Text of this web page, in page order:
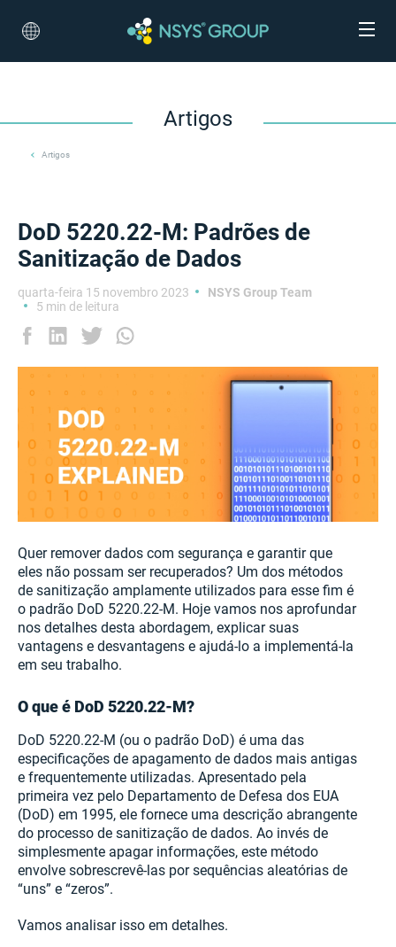
Artigos
Artigos
DoD 5220.22-M: Padrões de
Sanitização de Dados
quarta-feira 15 novembro 2023
NSYS Group Team
5 min de leitura
Quer remover dados com segurança e garantir que
eles não possam ser recuperados? Um dos métodos
de sanitização amplamente utilizados para esse fim é
o padrão DoD 5220.22-M. Hoje vamos nos aprofundar
nos detalhes desta abordagem, explicar suas
vantagens e desvantagens e ajudá-lo a implementá-la
em seu trabalho.
O que é DoD 5220.22-M?
DoD 5220.22-M (ou o padrão DoD) é uma das
especificações de apagamento de dados mais antigas
e frequentemente utilizadas. Apresentado pela
primeira vez pelo Departamento de Defesa dos EUA
(DoD) em 1995, ele fornece uma descrição abrangente
do processo de sanitização de dados. Ao invés de
simplesmente apagar informações, este método
envolve sobrescrevê-las por sequências aleatórias de
“uns” e “zeros”.
Vamos analisar isso em detalhes.